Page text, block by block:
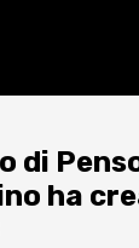
di
ha